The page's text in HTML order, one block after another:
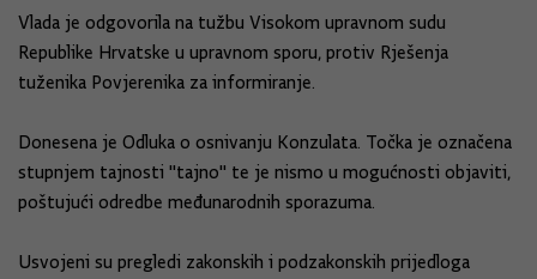
Vlada je odgovorila na tužbu Visokom upravnom sudu
Republike Hrvatske u upravnom sporu, protiv Rješenja
tuženika Povjerenika za informiranje.
Donesena je Odluka o osnivanju Konzulata. Točka je označena
stupnjem tajnosti "tajno" te je nismo u mogućnosti objaviti,
poštujući odredbe međunarodnih sporazuma.
Usvojeni su pregledi zakonskih i podzakonskih prijedloga